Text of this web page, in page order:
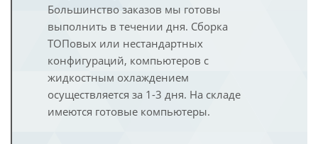
Большинство заказов мы готовы
выполнить в течении дня. Сборка
ТОПовых или нестандартных
конфигураций, компьютеров с
жидкостным охлаждением
осуществляется за 1-3 дня. На складе
имеются готовые компьютеры.